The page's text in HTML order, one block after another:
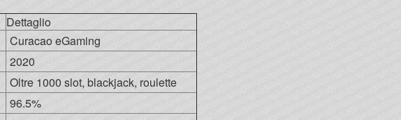
Dettaglio
Curacao eGaming
2020
Oltre 1000 slot, blackjack, roulette
96.5%